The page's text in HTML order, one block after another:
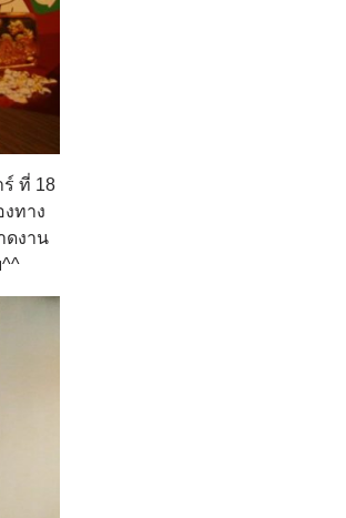
ร์ ที่ 18
ทาง
ดงาน